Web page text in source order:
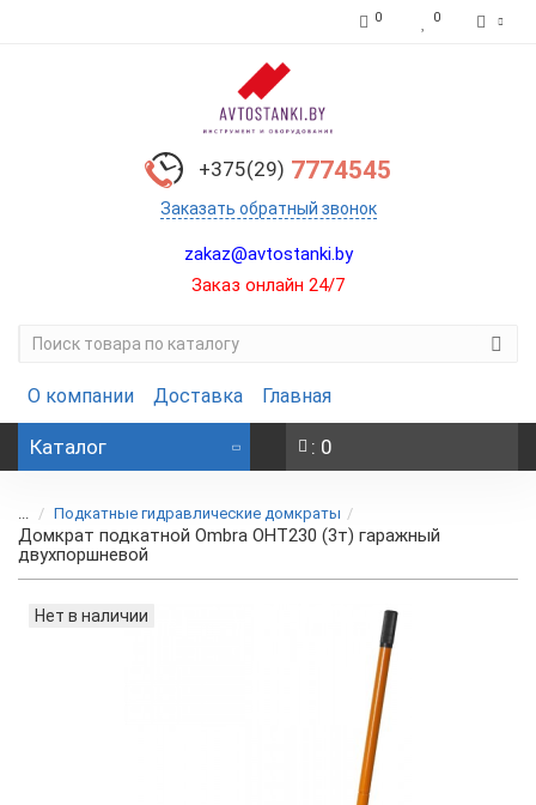
0 0
+375(29) 7774545
Заказать обратный звонок
zakaz@avtostanki.by
Заказ онлайн 24/7
О компании Доставка Главная
Каталог : 0
... Подкатные гидравлические домкраты
Домкрат подкатной Ombra OHT230 (3т) гаражный
двухпоршневой
Нет в наличии